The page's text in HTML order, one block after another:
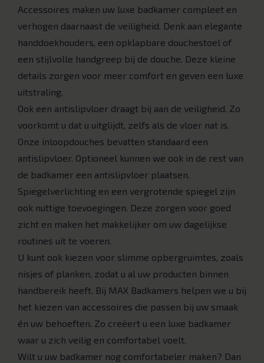
Accessoires maken uw luxe badkamer compleet en
verhogen daarnaast de veiligheid. Denk aan elegante
handdoekhouders, een opklapbare douchestoel of
een stijlvolle handgreep bij de douche. Deze kleine
details zorgen voor meer comfort en geven een luxe
uitstraling.
Ook een antislipvloer draagt bij aan de veiligheid. Zo
voorkomt u dat u uitglijdt, zelfs als de vloer nat is.
Onze inloopdouches bevatten standaard een
antislipvloer. Optioneel kunnen we ook in de rest van
de badkamer een antislipvloer plaatsen.
Spiegelverlichting en een vergrotende spiegel zijn
ook nuttige toevoegingen. Deze zorgen voor goed
zicht en maken het makkelijker om uw dagelijkse
routines uit te voeren.
U kunt ook kiezen voor slimme opbergruimtes, zoals
nisjes of planken, zodat u al uw producten binnen
handbereik heeft. Bij MAX Badkamers helpen we u bij
het kiezen van accessoires die passen bij uw smaak
én uw behoeften. Zo creëert u een luxe badkamer
waar u zich veilig en comfortabel voelt.
Wilt u uw badkamer nog comfortabeler maken? Dan